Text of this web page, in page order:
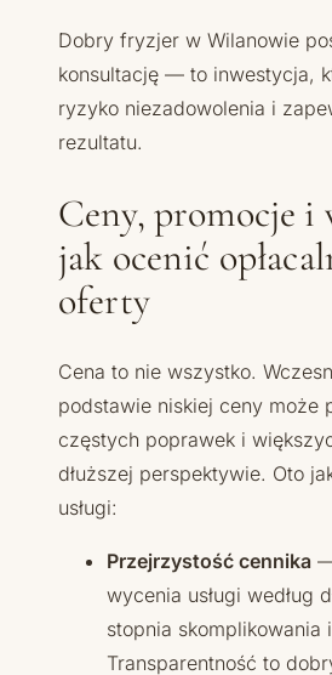
Dobry fryzjer w Wilanowie
konsultację — to inwestycja,
ryzyko niezadowolenia i
rezultatu.
Ceny, promocje
jak ocenić
oferty
Cena to nie wszystko.
podstawie niskiej ceny może
częstych poprawek i
dłuższej perspektywie. Oto
usługi:
Przejrzystość cennika
wycenia usługi według
stopnia skomplikowania
Transparentność to